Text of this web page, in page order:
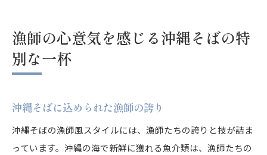
漁師の心意気を感じる沖縄そばの特
別な一杯
沖縄そばに込められた漁師の誇り
沖縄そばの漁師風スタイルには、漁師たちの誇りと技が詰ま
っています。沖縄の海で新鮮に獲れる魚介類は、漁師たちの